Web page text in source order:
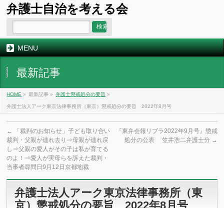
弁護士自治を考える会
MENU
最新記事
HOME » 最新記事 » 弁護士懲戒処分の要旨 »
弁護士法人アーク東京法律事務所（東京）懲戒処分の要旨 2022年8月号
←
「裁判のお知らせ」子ども取り合い
裁判・父親が連れ去り⇒母親が連れ戻
し⇒父親の愛人がその子は私が育てる
のよ！⇒愛人が実母らを訴えた裁判・
当事者尋問日9月12日京都地裁
『東弁会報リブラ2022年9月号』懲戒
処分の公表 笠井浩二弁護士分 →
弁護士法人アーク東京法律事務所（東
京）懲戒処分の要旨 2022年8月号